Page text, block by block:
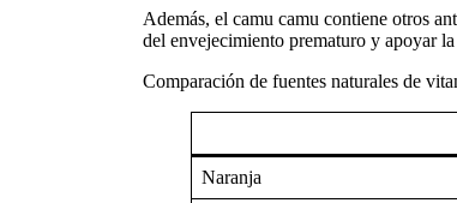
Además, el camu camu contiene otros
del envejecimiento prematuro y apoyar
Comparación de fuentes naturales de
Naranja